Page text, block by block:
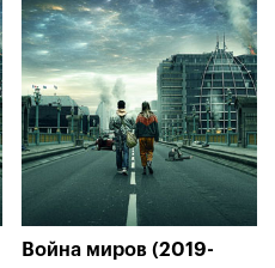
Война миров (2019-